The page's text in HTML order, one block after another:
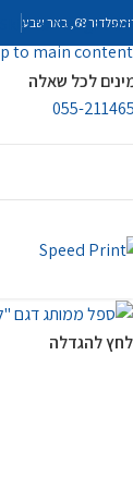
Skip to navigation
to main content
68, באר שבע
לכל שאלה
055-
לחץ להגדלה